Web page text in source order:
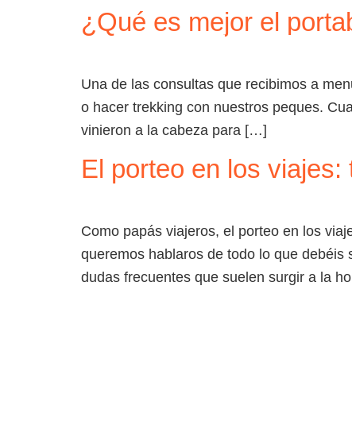
HOME DESTINOS
¿Qué es mejor el
Una de las consultas que recibimos a
o hacer trekking con nuestros peques.
vinieron a la cabeza para […]
El porteo en los
Como papás viajeros, el porteo en los
queremos hablaros de todo lo que
dudas frecuentes que suelen surgir a la